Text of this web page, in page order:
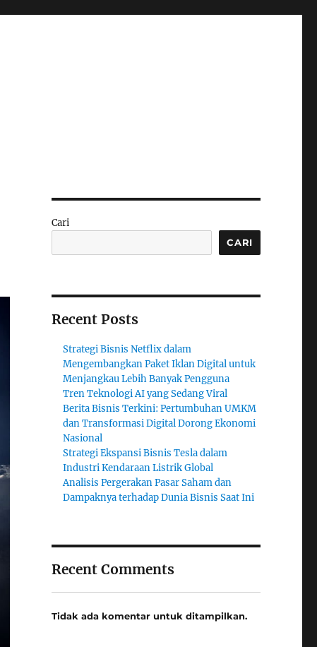
Cari
CARI
Recent Posts
Strategi Bisnis Netflix dalam
Mengembangkan Paket Iklan Digital untuk
Menjangkau Lebih Banyak Pengguna
Tren Teknologi AI yang Sedang Viral
Berita Bisnis Terkini: Pertumbuhan UMKM
dan Transformasi Digital Dorong Ekonomi
Nasional
Strategi Ekspansi Bisnis Tesla dalam
Industri Kendaraan Listrik Global
Analisis Pergerakan Pasar Saham dan
Dampaknya terhadap Dunia Bisnis Saat Ini
Recent Comments
Tidak ada komentar untuk ditampilkan.